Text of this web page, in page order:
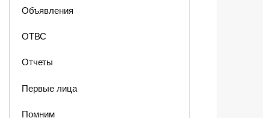
Объявления
ОТВС
Отчеты
Первые лица
Помним